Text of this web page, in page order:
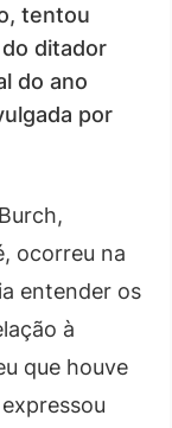
tentou
ditador
do ano
por
ocorreu na
entender os
à
que houve